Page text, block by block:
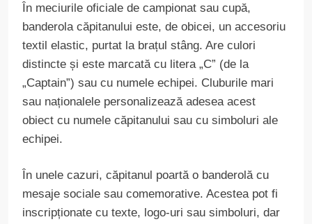
În meciurile oficiale de campionat sau cupă,
banderola căpitanului este, de obicei, un accesoriu
textil elastic, purtat la brațul stâng. Are culori
distincte și este marcată cu litera „C” (de la
„Captain”) sau cu numele echipei. Cluburile mari
sau naționalele personalizează adesea acest
obiect cu numele căpitanului sau cu simboluri ale
echipei.
În unele cazuri, căpitanul poartă o banderolă cu
mesaje sociale sau comemorative. Acestea pot fi
inscripționate cu texte, logo-uri sau simboluri, dar